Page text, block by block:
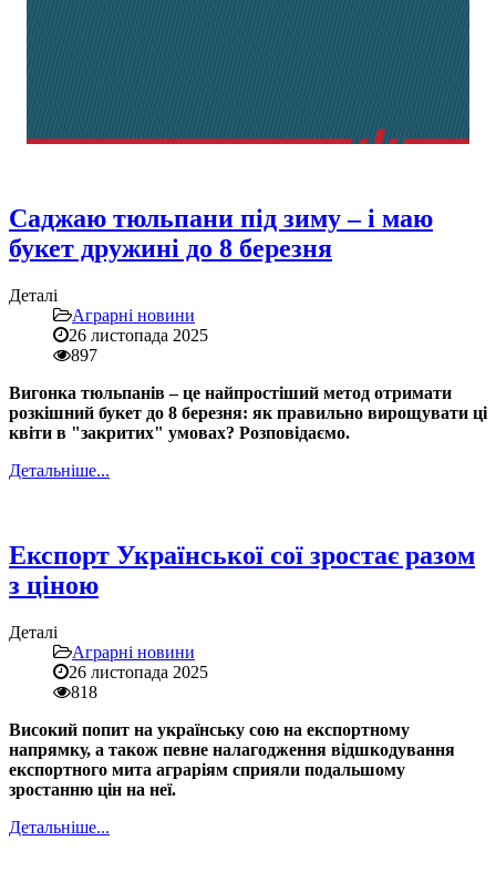
Саджаю тюльпани під зиму – і маю
букет дружині до 8 березня
Деталі
Аграрні новини
26 листопада 2025
897
Вигонка тюльпанів – це найпростіший метод отримати
розкішний букет до 8 березня: як правильно вирощувати ці
квіти в "закритих" умовах? Розповідаємо.
Детальніше...
Експорт Української сої зростає разом
з ціною
Деталі
Аграрні новини
26 листопада 2025
818
Високий попит на українську сою на експортному
напрямку, а також певне налагодження відшкодування
експортного мита аграріям сприяли подальшому
зростанню цін на неї.
Детальніше...